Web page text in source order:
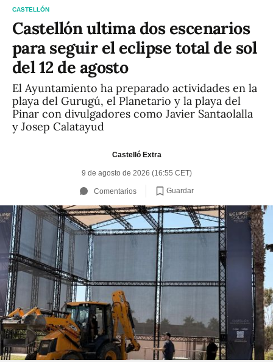
CASTELLÓN
Castellón ultima dos escenarios
para seguir el eclipse total de sol
del 12 de agosto
El Ayuntamiento ha preparado actividades en la
playa del Gurugú, el Planetario y la playa del
Pinar con divulgadores como Javier Santaolalla
y Josep Calatayud
Castelló Extra
9 de agosto de 2026 (16:55 CET)
Comentarios Guardar